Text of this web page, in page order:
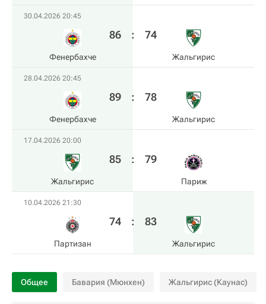
30.04.2026 20:45
Фенербахче
86 : 74
Жальгирис
28.04.2026 20:45
Фенербахче
89 : 78
Жальгирис
17.04.2026 20:00
Жальгирис
85 : 79
Париж
10.04.2026 21:30
Партизан
74 : 83
Жальгирис
Общее Бавария (Мюнхен) Жальгирис (Каунас)